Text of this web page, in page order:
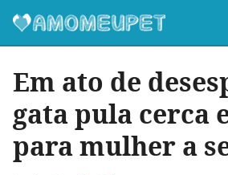
Em ato de
gata pula cerca
para mulher a